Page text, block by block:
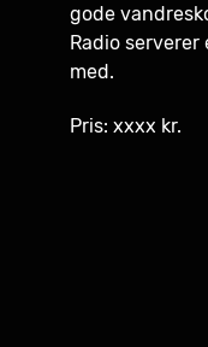
gode
Radio
med.
Pris: xxxx kr.